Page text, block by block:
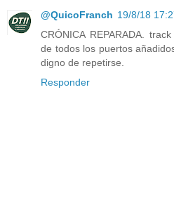
@QuicoFranch 19/8/18
CRÓNICA REPARADA.
de todos los puertos
digno de repetirse.
Responder